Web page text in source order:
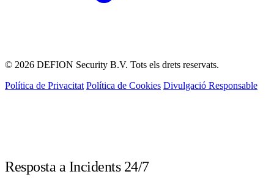
© 2026 DEFION Security B.V. Tots els drets reservats.
Política de Privacitat Política de Cookies Divulgació Responsable
Resposta a Incidents 24/7